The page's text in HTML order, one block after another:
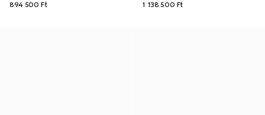
894 500 Ft
1 138 500 Ft